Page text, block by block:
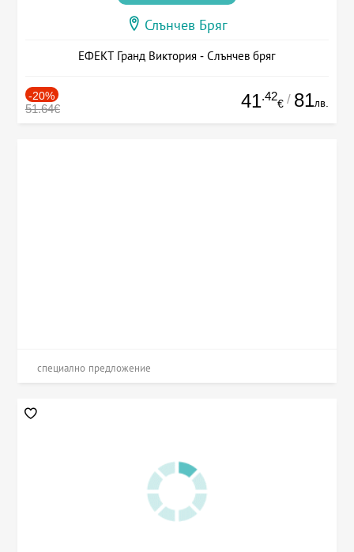
Слънчев Бряг
ЕФЕКТ Гранд Виктория - Слънчев бряг
-20%
51.64€ 41.42
€ / 81лв.
специално предложение